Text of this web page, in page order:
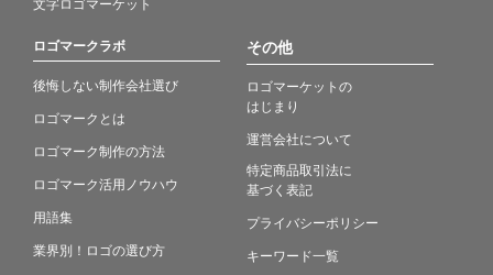
ロゴマークラボ
後悔しない制作会社選び
ロゴマークとは
ロゴマーク制作の方法
ロゴマーク活用ノウハウ
用語集
業界別！ロゴの選び方
その他
ロゴマーケットの
はじまり
運営会社について
特定商品取引法に
基づく表記
プライバシーポリシー
キーワード一覧